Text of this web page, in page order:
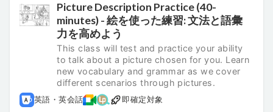
Picture Description Practice (40-
minutes) - 絵を使った練習: 文法と語彙
力を高めよう
This class will test and practice your ability
to talk about a picture chosen for you. Learn
new vocabulary and grammar as we cover
different scenarios through pictures.
英語・英会話 即確定対象